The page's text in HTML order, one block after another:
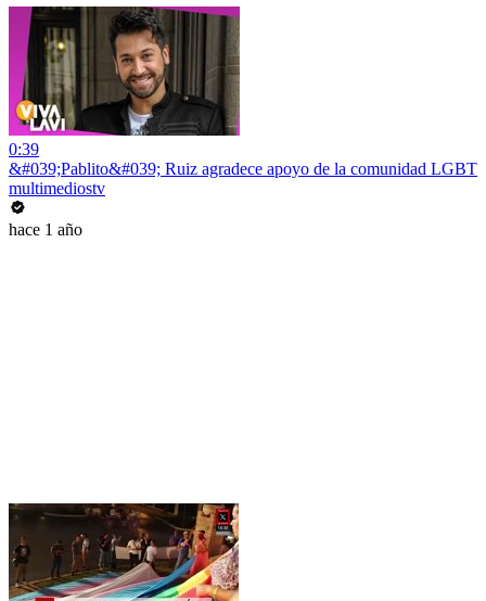
0:39
&#039;Pablito&#039; Ruiz agradece apoyo de la comunidad LGBT
multimediostv
hace 1 año